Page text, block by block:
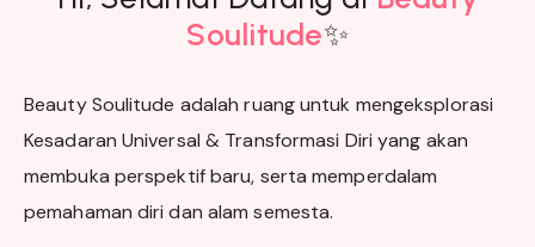
Soulitude✨
Beauty Soulitude adalah ruang untuk mengeksplorasi
Kesadaran Universal & Transformasi Diri yang akan
membuka perspektif baru, serta memperdalam
pemahaman diri dan alam semesta.